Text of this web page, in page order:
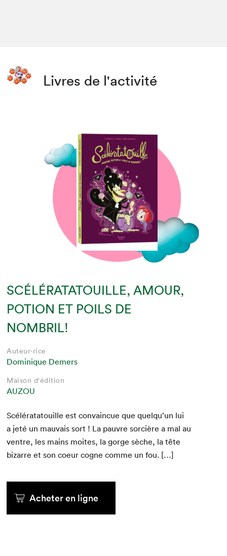
Livres de l'activité
SCÉLÉRATATOUILLE, AMOUR,
POTION ET POILS DE
NOMBRIL!
Auteur·rice
Dominique Demers
Maison d'édition
AUZOU
Scélérata­touille est con­va­in­cue que quelqu’un lui
a jeté un mau­vais sort ! La pau­vre sor­cière a mal au
ven­tre, les mains moites, la gorge sèche, la tête
bizarre et son coeur cogne comme un fou. […]
Acheter en ligne